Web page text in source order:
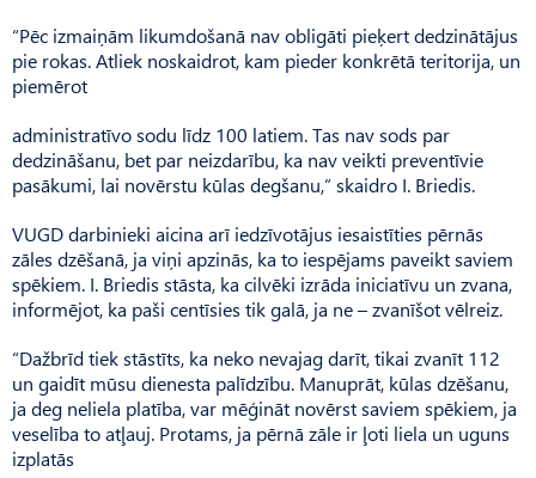
“Pēc izmaiņām likumdošanā nav obligāti pieķert dedzinātājus
pie rokas. Atliek noskaidrot, kam pieder konkrētā teritorija, un
piemērot
administratīvo sodu līdz 100 latiem. Tas nav sods par
dedzināšanu, bet par neizdarību, ka nav veikti preventīvie
pasākumi, lai novērstu kūlas degšanu,” skaidro I. Briedis.
VUGD darbinieki aicina arī iedzīvotājus iesaistīties pērnās
zāles dzēšanā, ja viņi apzinās, ka to iespējams paveikt saviem
spēkiem. I. Briedis stāsta, ka cilvēki izrāda iniciatīvu un zvana,
informējot, ka paši centīsies tik galā, ja ne – zvanīšot vēlreiz.
“Dažbrīd tiek stāstīts, ka neko nevajag darīt, tikai zvanīt 112
un gaidīt mūsu dienesta palīdzību. Manuprāt, kūlas dzēšanu,
ja deg neliela platība, var mēģināt novērst saviem spēkiem, ja
veselība to atļauj. Protams, ja pērnā zāle ir ļoti liela un uguns
izplatās